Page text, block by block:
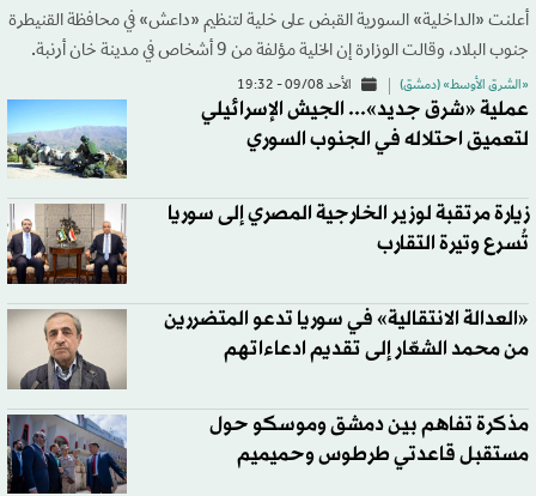
أعلنت «الداخلية» السورية القبض على خلية لتنظيم «داعش» في محافظة القنيطرة
جنوب البلاد، وقالت الوزارة إن الخلية مؤلفة من ‏9 أشخاص في مدينة خان أرنبة.
«الشرق الأوسط» (دمشق) الأحد 09/08 - 19:32
عملية «شرق جديد»... الجيش الإسرائيلي
لتعميق احتلاله في الجنوب السوري
زيارة مرتقبة لوزير الخارجية المصري إلى سوريا
تُسرع وتيرة التقارب
«العدالة الانتقالية» في سوريا تدعو المتضررين
من محمد الشعّار إلى تقديم ادعاءاتهم
مذكرة تفاهم بين دمشق وموسكو حول
مستقبل قاعدتي طرطوس وحميميم